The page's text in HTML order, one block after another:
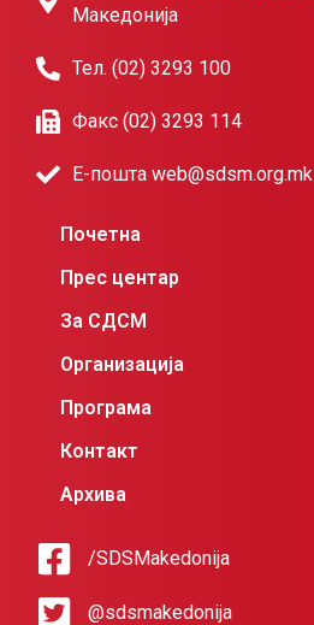
Македонија
Тел. (02) 3293 100
Факс (02) 3293 114
Е-пошта web@sdsm.org.mk
Почетна
Прес центар
За СДСМ
Организација
Програма
Контакт
Архива
/SDSMakedonija
@sdsmakedonija